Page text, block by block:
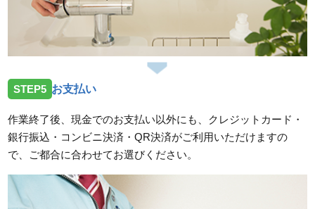
STEP5 お支払い
作業終了後、現金でのお支払い以外にも、クレジットカード・
銀行振込・コンビニ決済・QR決済がご利用いただけますの
で、ご都合に合わせてお選びください。